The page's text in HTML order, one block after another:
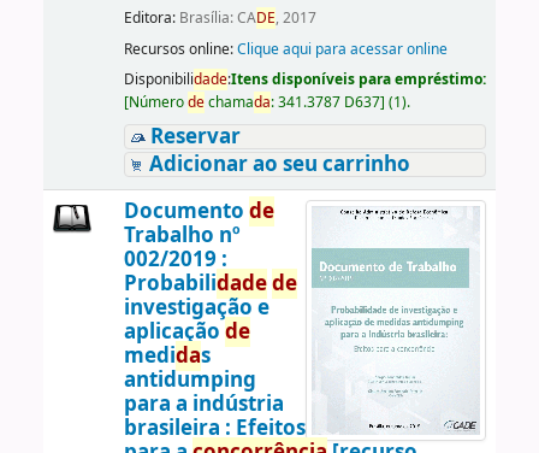
Editora: Brasília: CADE, 2017
Recursos online:Clique aqui para acessar online
Disponibilidade:Itens disponíveis para empréstimo:
[Númerodechamada:341.3787 D637] (1).
Reservar
Adicionar ao seu carrinho
Documento de
Trabalho nº
002/2019 :
Probabilidadede
investigação e
aplicação de
medidas
antidumping
para a indústria
brasileira : Efeitos